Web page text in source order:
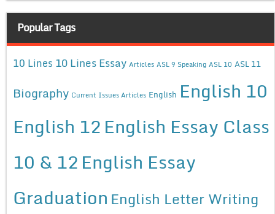
Popular Tags
10 Lines 10 Lines Essay Articles ASL 9 Speaking ASL 10 ASL 11
Biography Current Issues Articles English English 10
English 12English Essay Class
10 & 12English Essay
Graduation English Letter Writing